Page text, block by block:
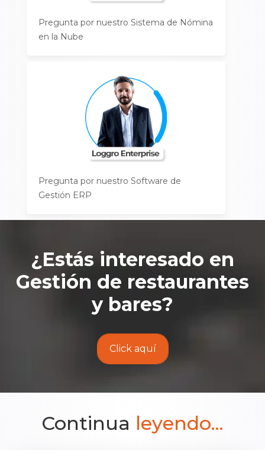
Pregunta por nuestro Sistema de Nómina
en la Nube
Pregunta por nuestro Software de
Gestión ERP
¿Estás interesado en
Gestión de restaurantes
y bares?
Click aquí
Continua leyendo...